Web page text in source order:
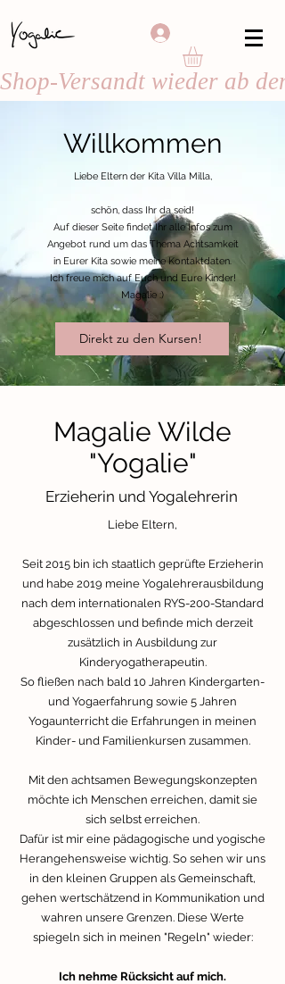
Shop-Versandt wieder ab
Willkommen
Liebe Eltern der Kita Villa Milla,
schön, dass Ihr da seid!
Auf dieser Seite findet Ihr alle Infos zum
Angebot rund um das Thema Achtsamkeit
in Eurer Kita sowie meine Kontaktdaten.
Ich freue mich auf Euch und Eure Kinder!
Magalie :)
Direkt zu den Kursen!
Magalie Wilde
"Yogalie"
Erzieherin und Yogalehrerin
Liebe Eltern,
Seit 2015 bin ich staatlich geprüfte Erzieherin
und habe 2019 meine Yogalehrerausbildung
nach dem internationalen RYS-200-Standard
abgeschlossen und befinde mich derzeit
zusätzlich in Ausbildung zur
Kinderyogatherapeutin.
So fließen nach bald 10 Jahren Kindergarten-
und Yogaerfahrung sowie 5 Jahren
Yogaunterricht die Erfahrungen in meinen
Kinder- und Familienkursen zusammen.
Mit den achtsamen Bewegungskonzepten
möchte ich Menschen erreichen, damit sie
sich selbst erreichen.
Dafür ist mir eine pädagogische und yogische
Herangehensweise wichtig. So sehen wir uns
in den kleinen Gruppen als Gemeinschaft,
gehen wertschätzend in Kommunikation und
wahren unsere Grenzen. Diese Werte
spiegeln sich in meinen "Regeln" wieder:
Ich nehme Rücksicht auf mich.